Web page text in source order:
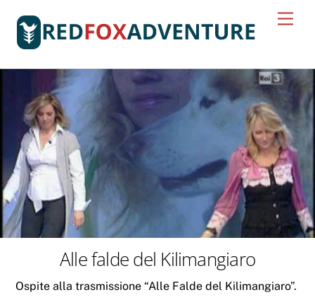
content
Alle falde del Kilimangiaro
Ospite alla trasmissione “Alle Falde del Kilimangiaro”.